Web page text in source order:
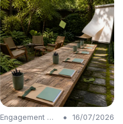
Engagement collaborateurs •
16/07/2026